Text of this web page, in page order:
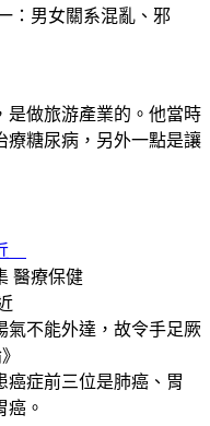
：男女關系混亂、邪
做旅游產業的。他當時
療糖尿病，另外一點是讓
醫療保健
近
不能外達，故令手足厥
症前三位是肺癌、胃
癌。